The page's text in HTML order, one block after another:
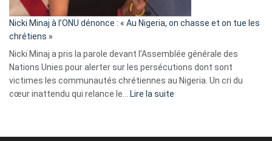
parle
ses
tripes »
Nicki Minaj à l’ONU dénonce : « Au Nigeria, on chasse et on tue les
chrétiens »
Nicki Minaj a pris la parole devant l’Assemblée générale des
Nations Unies pour alerter sur les persécutions dont sont
victimes les communautés chrétiennes au Nigeria. Un cri du
cœur inattendu qui relance le… Lire la suite